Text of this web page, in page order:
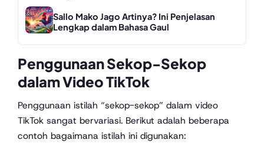
Sallo Mako Jago Artinya? Ini Penjelasan
Lengkap dalam Bahasa Gaul
Penggunaan Sekop-Sekop
dalam Video TikTok
Penggunaan istilah “sekop-sekop” dalam video
TikTok sangat bervariasi. Berikut adalah beberapa
contoh bagaimana istilah ini digunakan: